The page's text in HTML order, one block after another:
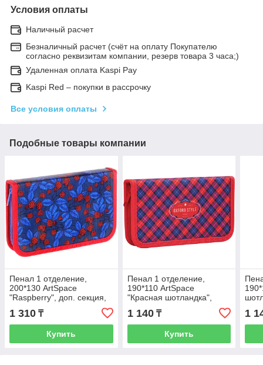
Условия оплаты
Наличный расчет
Безналичный расчет (счёт на оплату Покупателю
согласно реквизитам компании, резерв товара 3 часа;)
Удаленная оплата Kaspi Pay
Kaspi Red – покупки в рассрочку
Все условия оплаты
Подобные товары компании
Пенал 1 отделение,
200*130 ArtSpace
"Raspberry", доп. секция,
1 310 ₸
Купить
Пенал 1 отделение,
190*110 ArtSpace
"Красная шотландка",
1 140₸
Купить
1